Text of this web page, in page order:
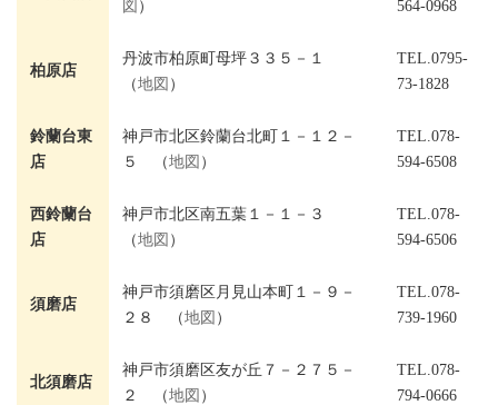
図 ）
564-0968
柏原店
丹波市柏原町母坪３３５－１
（地図 ）
TEL.0795-
73-1828
鈴蘭台東
店
神戸市北区鈴蘭台北町１－１２－
５ （地図 ）
TEL.078-
594-6508
西鈴蘭台
店
神戸市北区南五葉１－１－３
（地図 ）
TEL.078-
594-6506
須磨店
神戸市須磨区月見山本町１－９－
２８ （地図 ）
TEL.078-
739-1960
北須磨店
神戸市須磨区友が丘７－２７５－
２ （地図 ）
TEL.078-
794-0666